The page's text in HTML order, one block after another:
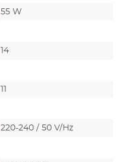
55 W
14
220-240 / 50 V/Hz